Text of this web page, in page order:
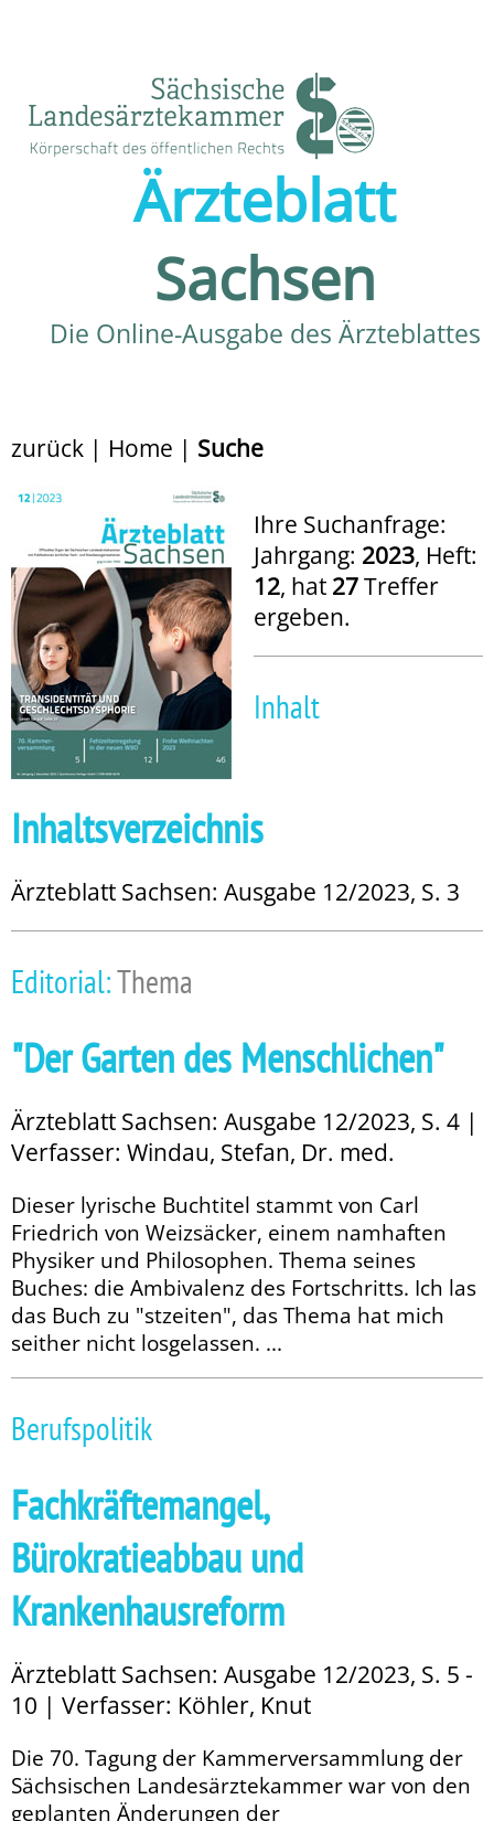
Ärzteblatt
Sachsen
Die Online-Ausgabe des Ärzteblattes
zurück | Home | Suche
Ihre Suchanfrage:
Jahrgang: 2023, Heft:
12, hat 27Treffer
ergeben.
Inhalt
Inhaltsverzeichnis
Ärzteblatt Sachsen: Ausgabe 12/2023, S. 3
Editorial:Thema
"Der Garten des Menschlichen"
Ärzteblatt Sachsen: Ausgabe 12/2023, S. 4 |
Verfasser: Windau, Stefan, Dr. med.
Dieser lyrische Buchtitel stammt von Carl
Friedrich von Weizsäcker, einem namhaften
Physiker und Philosophen. Thema seines
Buches: die Ambivalenz des Fortschritts. Ich las
das Buch zu "stzeiten", das Thema hat mich
seither nicht losgelassen. ...
Berufspolitik
Fachkräftemangel,
Bürokratieabbau und
Krankenhausreform
Ärzteblatt Sachsen: Ausgabe 12/2023, S. 5 -
10 | Verfasser: Köhler, Knut
Die 70. Tagung der Kammerversammlung der
Säch­­sischen Landesärztekammer war von den
geplanten Änderungen der